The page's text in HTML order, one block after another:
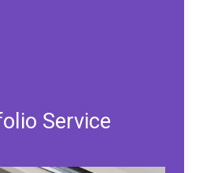
Service